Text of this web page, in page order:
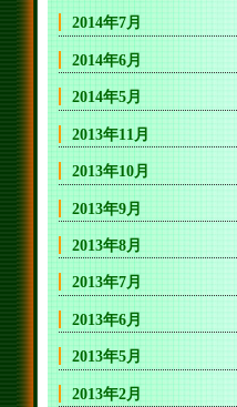
2014年7月
2014年6月
2014年5月
2013年11月
2013年10月
2013年9月
2013年8月
2013年7月
2013年6月
2013年5月
2013年2月